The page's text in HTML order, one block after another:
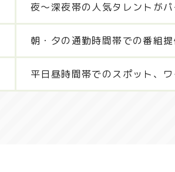
夜～深夜帯の人気タレントが
朝・夕の通勤時間帯での番組
平日昼時間帯でのスポット、